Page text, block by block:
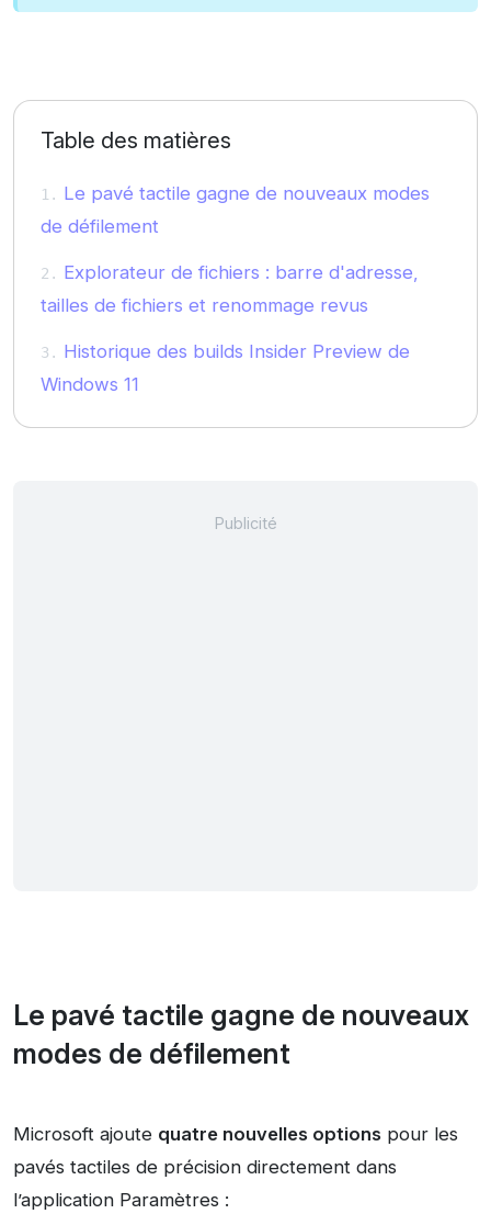
Table des matières
Le pavé tactile gagne de nouveaux modes
de défilement
Explorateur de fichiers : barre d'adresse,
tailles de fichiers et renommage revus
Historique des builds Insider Preview de
Windows 11
Le pavé tactile gagne de nouveaux
modes de défilement
Microsoft ajoute quatre nouvelles options pour les
pavés tactiles de précision directement dans
l’application Paramètres :